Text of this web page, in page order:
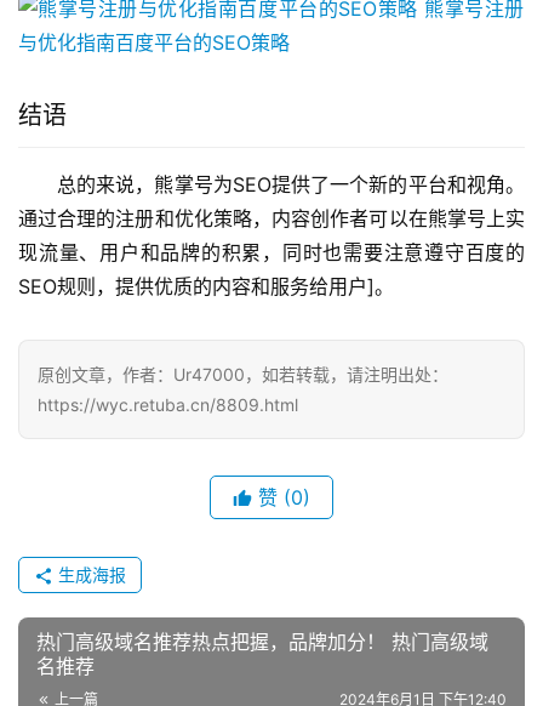
结语
总的来说，熊掌号为SEO提供了一个新的平台和视角。
通过合理的注册和优化策略，内容创作者可以在熊掌号上实
现流量、用户和品牌的积累，同时也需要注意遵守百度的
SEO规则，提供优质的内容和服务给用户]。
原创文章，作者：Ur47000，如若转载，请注明出处：
https://wyc.retuba.cn/8809.html
赞 (0)
生成海报
热门高级域名推荐热点把握，品牌加分！ 热门高级域
名推荐
上一篇 2024年6月1日 下午12:40